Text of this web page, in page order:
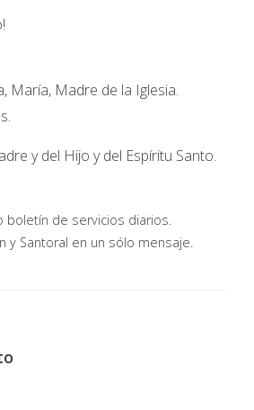
María, Madre de la Iglesia.
y del Hijo y del Espíritu Santo.
boletín de servicios diarios.
y Santoral en un sólo mensaje.